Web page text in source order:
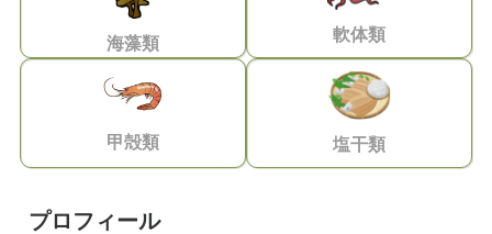
海藻類 軟体類
甲殻類 塩干類
プロフィール